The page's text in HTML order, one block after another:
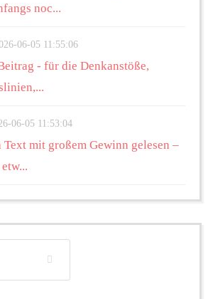
noc...
06-05 11:55:06
- für die Denkanstöße,
06-05 11:53:04
Text mit großem Gewinn gelesen –